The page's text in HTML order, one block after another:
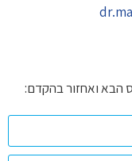
הבא ואחזור בהקדם: